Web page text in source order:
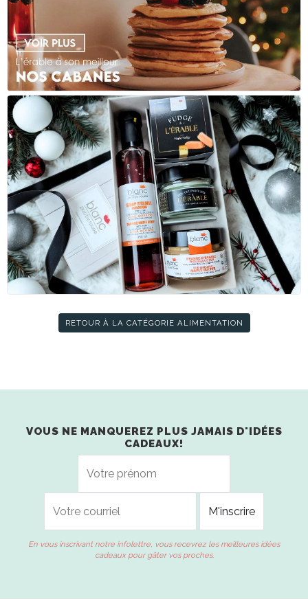
RETOUR À LA CATÉGORIE ALIMENTATION
VOUS NE MANQUEREZ PLUS JAMAIS D'IDÉES
CADEAUX!
En vous inscrivant notre infolettre, vous recevrez les meilleures idées
cadeaux pour gâter vos proches.